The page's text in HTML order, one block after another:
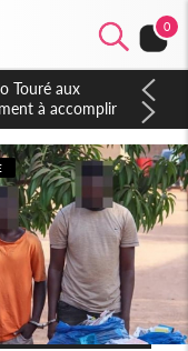
0
en
exclu d'avance